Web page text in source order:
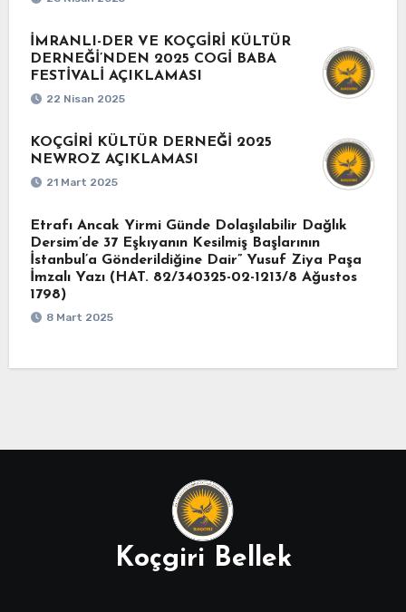
İMRANLI-DER VE KOÇGİRİ KÜLTÜR
DERNEĞİ’NDEN 2025 COGİ BABA
FESTİVALİ AÇIKLAMASI
22 Nisan 2025
KOÇGİRİ KÜLTÜR DERNEĞİ 2025
NEWROZ AÇIKLAMASI
21 Mart 2025
Etrafı Ancak Yirmi Günde Dolaşılabilir Dağlık
Dersim’de 37 Eşkıyanın Kesilmiş Başlarının
İstanbul’a Gönderildiğine Dair” Yusuf Ziya Paşa
İmzalı Yazı (HAT. 82/340325-02-1213/8 Ağustos
1798)
8 Mart 2025
Koçgiri Bellek